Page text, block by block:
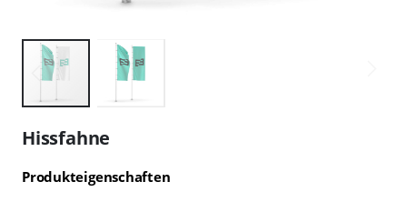
Anfang
der
springen
Hissfahne
Produkteigenschaften